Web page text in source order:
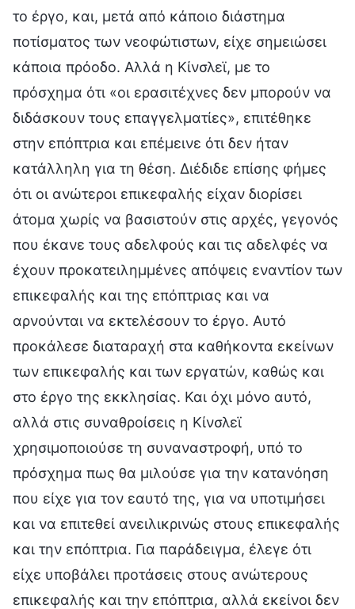
το έργο, και, μετά από κάποιο διάστημα
ποτίσματος των νεοφώτιστων, είχε σημειώσει
κάποια πρόοδο. Αλλά η Κίνσλεϊ, με το
πρόσχημα ότι «οι ερασιτέχνες δεν μπορούν να
διδάσκουν τους επαγγελματίες», επιτέθηκε
στην επόπτρια και επέμεινε ότι δεν ήταν
κατάλληλη για τη θέση. Διέδιδε επίσης φήμες
ότι οι ανώτεροι επικεφαλής είχαν διορίσει
άτομα χωρίς να βασιστούν στις αρχές, γεγονός
που έκανε τους αδελφούς και τις αδελφές να
έχουν προκατειλημμένες απόψεις εναντίον των
επικεφαλής και της επόπτριας και να
αρνούνται να εκτελέσουν το έργο. Αυτό
προκάλεσε διαταραχή στα καθήκοντα εκείνων
των επικεφαλής και των εργατών, καθώς και
στο έργο της εκκλησίας. Και όχι μόνο αυτό,
αλλά στις συναθροίσεις η Κίνσλεϊ
χρησιμοποιούσε τη συναναστροφή, υπό το
πρόσχημα πως θα μιλούσε για την κατανόηση
που είχε για τον εαυτό της, για να υποτιμήσει
και να επιτεθεί ανειλικρινώς στους επικεφαλής
και την επόπτρια. Για παράδειγμα, έλεγε ότι
είχε υποβάλει προτάσεις στους ανώτερους
επικεφαλής και την επόπτρια, αλλά εκείνοι δεν